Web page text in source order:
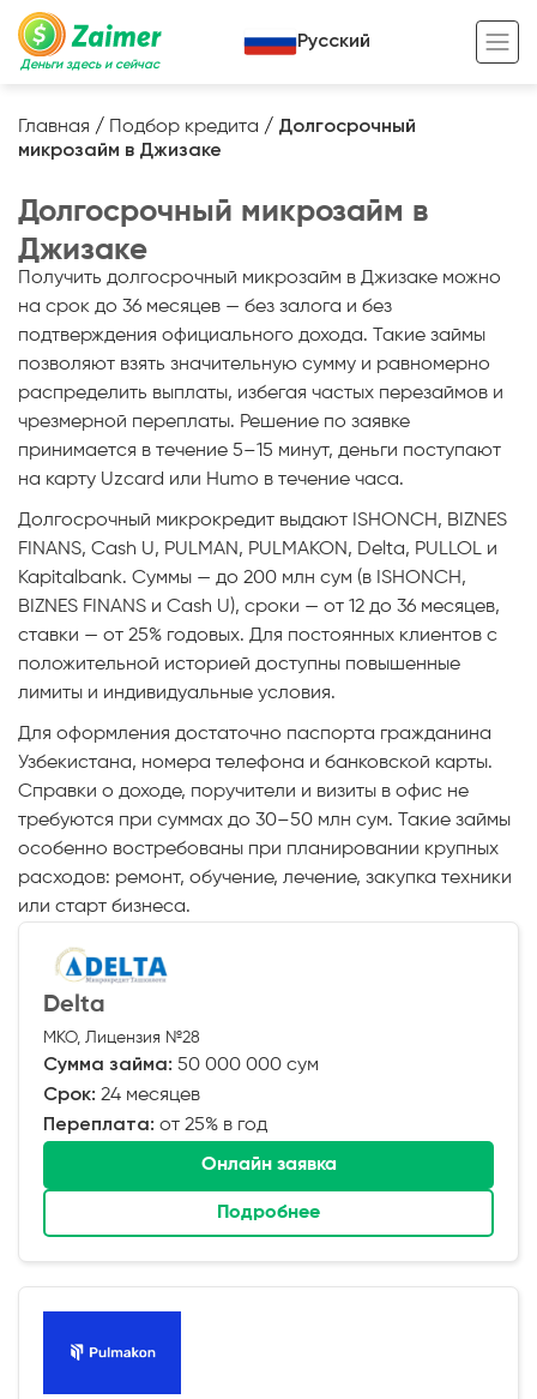
Деньги здесь и сейчас
Кредит под залог
Кредит под залог авто
Кредит под залог недвижимости
Кредит под залог спецтехники
Кредит для предпринимателей
Кредит для самозанятых
Жизненный цикл вашего кредита
Полезные статьи
Кредитный калькулятор
Русский
Главная / Подбор кредита / Долгосрочный
микрозайм в Джизаке
Долгосрочный микрозайм в
Джизаке
Получить долгосрочный микрозайм в Джизаке можно
на срок до 36 месяцев — без залога и без
подтверждения официального дохода. Такие займы
позволяют взять значительную сумму и равномерно
распределить выплаты, избегая частых перезаймов и
чрезмерной переплаты. Решение по заявке
принимается в течение 5–15 минут, деньги поступают
на карту Uzcard или Humo в течение часа.
Долгосрочный микрокредит выдают ISHONCH, BIZNES
FINANS, Cash U, PULMAN, PULMAKON, Delta, PULLOL и
Kapitalbank. Суммы — до 200 млн сум (в ISHONCH,
BIZNES FINANS и Cash U), сроки — от 12 до 36 месяцев,
ставки — от 25% годовых. Для постоянных клиентов с
положительной историей доступны повышенные
лимиты и индивидуальные условия.
Для оформления достаточно паспорта гражданина
Узбекистана, номера телефона и банковской карты.
Справки о доходе, поручители и визиты в офис не
требуются при суммах до 30–50 млн сум. Такие займы
особенно востребованы при планировании крупных
расходов: ремонт, обучение, лечение, закупка техники
или старт бизнеса.
Delta
МКО, Лицензия №28
Сумма займа: 50 000 000 сум
Срок: 24 месяцев
Переплата: от 25% в год
Онлайн заявка
Подробнее